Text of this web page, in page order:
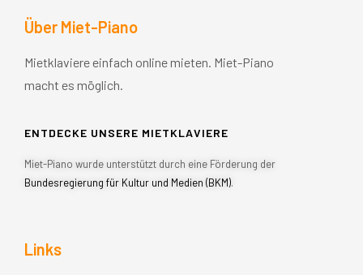
Über Miet-Piano
Mietklaviere einfach online mieten. Miet-Piano
macht es möglich.
ENTDECKE UNSERE MIETKLAVIERE
Miet-Piano wurde unterstützt durch eine Förderung der
Bundesregierung für Kultur und Medien (BKM).
Links